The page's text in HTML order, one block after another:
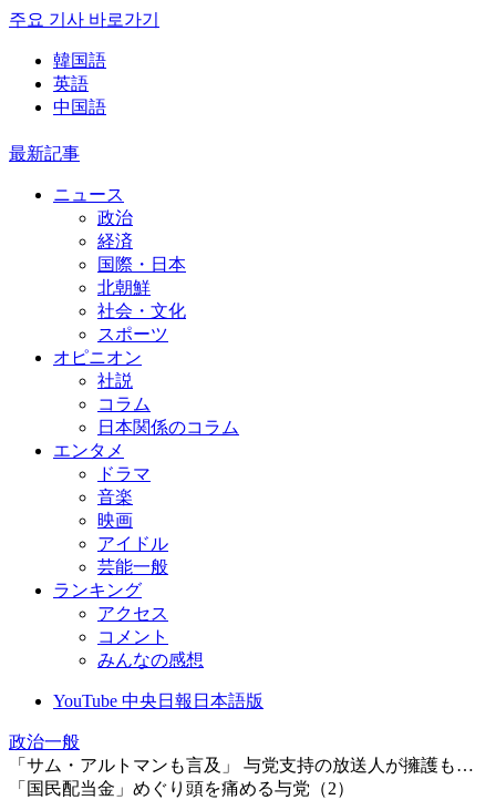
주요 기사 바로가기
韓国語
英語
中国語
最新記事
ニュース
政治
経済
国際・日本
北朝鮮
社会・文化
スポーツ
オピニオン
社説
コラム
日本関係のコラム
エンタメ
ドラマ
音楽
映画
アイドル
芸能一般
ランキング
アクセス
コメント
みんなの感想
YouTube 中央日報日本語版
政治一般
「サム・アルトマンも言及」 与党支持の放送人が擁護も…
「国民配当金」めぐり頭を痛める与党（2）